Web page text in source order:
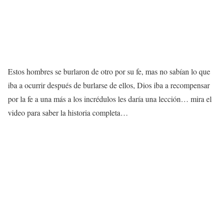
Estos hombres se burlaron de otro por su fe, mas no sabían lo que
iba a ocurrir después de burlarse de ellos, Dios iba a recompensar
por la fe a una más a los incrédulos les daría una lección… mira el
video para saber la historia completa…